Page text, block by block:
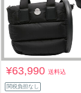
¥63,990送料込
関税負担なし